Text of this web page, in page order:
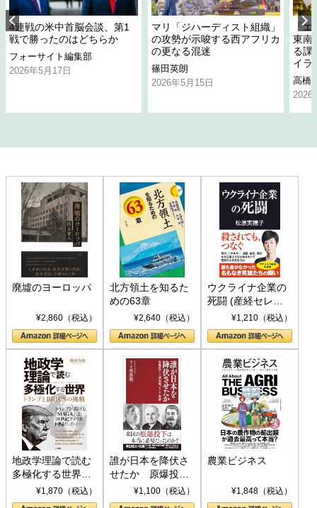
4連戦の米中首脳会談、第1
戦で勝ったのはどちらか
フォーサイト編集部
2026年5月17日
マリ「ジハーディスト組織」
の攻勢が示唆する西アフリカ
の更なる混迷
篠田英朗
2026年5月15日
「
東南
る課
イラ
高橋
2026
廃墟のヨーロッパ
¥2,860（税込）
北方領土を知るた
めの63章
¥2,640（税込）
ウクライナ企業の
死闘 (産経セレク
ト S 039)¥1,210（税込）
地政学理論で読む
多極化する世界：
トランプとBRICS
の挑戦
¥1,870（税込）
誰が日本を降伏さ
せたか 原爆投
下、ソ連参戦、そ
して聖断 (PHP新
¥1,100（税込）
農業ビジネス
¥1,848（税込）